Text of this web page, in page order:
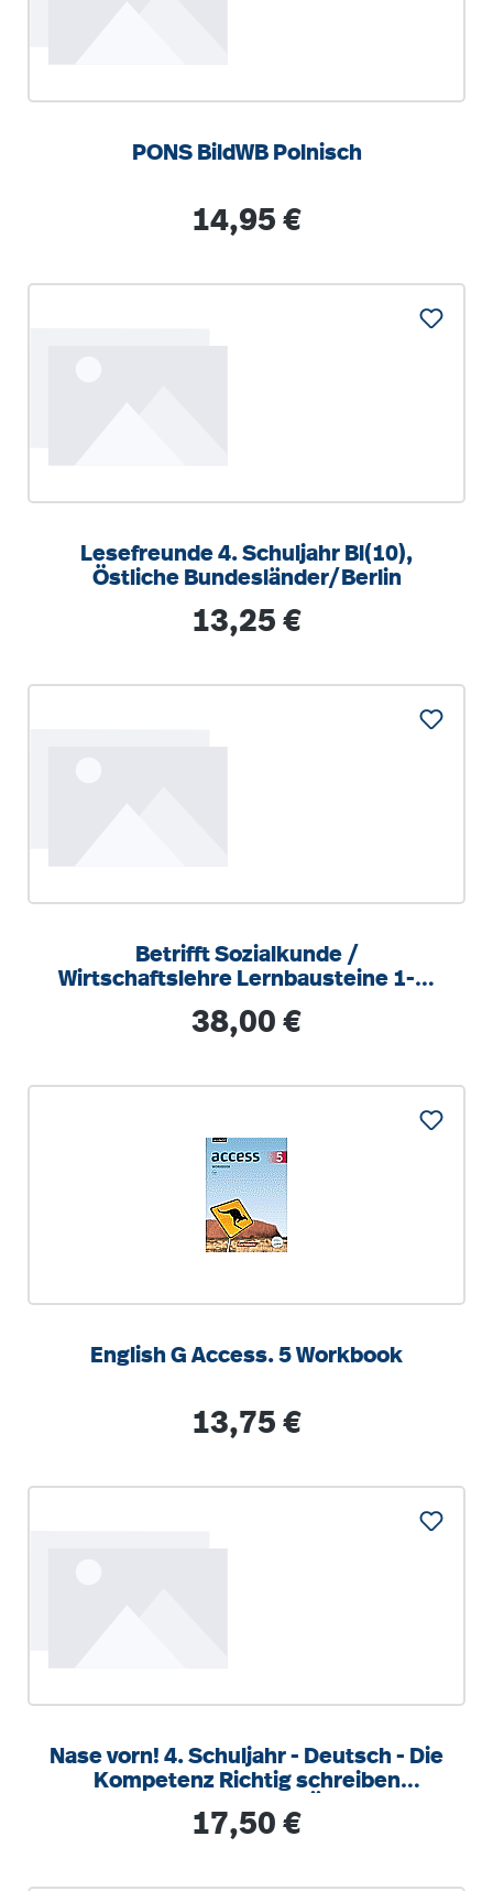
PONS BildWB Polnisch
Regulärer Preis:
14,95 €
Lesefreunde 4. Schuljahr Bl(10),
Östliche Bundesländer/Berlin
Regulärer Preis:
13,25 €
Betrifft Sozialkunde /
Wirtschaftslehre Lernbausteine 1-3.
Regulärer Preis:
38,00 €
English G Access. 5 Workbook
Regulärer Preis:
13,75 €
Nase vorn! 4. Schuljahr - Deutsch - Die
Kompetenz Richtig schreiben
Regulärer Preis:
17,50 €